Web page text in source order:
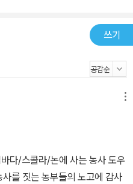
쓰기
다/스콜라/논에 사는 농사 도우